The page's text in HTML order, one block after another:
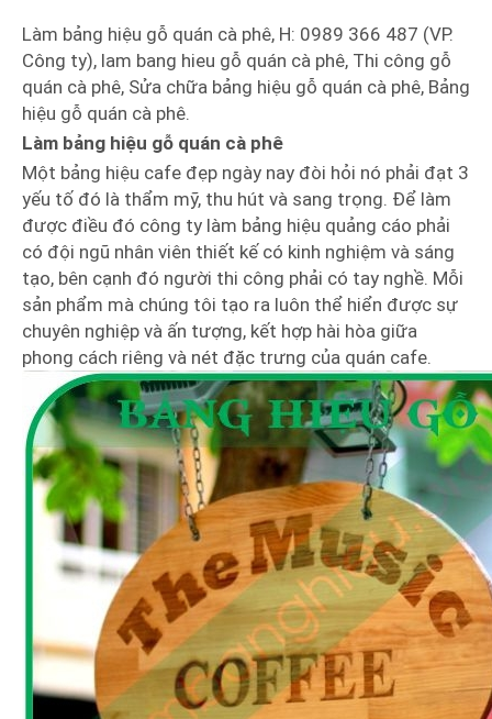
Làm bảng hiệu gỗ quán cà phê, H: 0989 366 487 (VP.
Công ty), lam bang hieu gỗ quán cà phê, Thi công gỗ
quán cà phê, Sửa chữa bảng hiệu gỗ quán cà phê, Bảng
hiệu gỗ quán cà phê.
Làm bảng hiệu gỗ quán cà phê
Một bảng hiệu cafe đẹp ngày nay đòi hỏi nó phải đạt 3
yếu tố đó là thẩm mỹ, thu hút và sang trọng. Để làm
được điều đó công ty làm bảng hiệu quảng cáo phải
có đội ngũ nhân viên thiết kế có kinh nghiệm và sáng
tạo, bên cạnh đó người thi công phải có tay nghề. Mỗi
sản phẩm mà chúng tôi tạo ra luôn thể hiển được sự
chuyên nghiệp và ấn tượng, kết hợp hài hòa giữa
phong cách riêng và nét đặc trưng của quán cafe.